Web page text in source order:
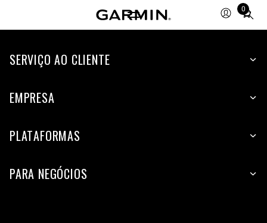
0
Total
items
cart:
SERVIÇO AO CLIENTE
EMPRESA
PLATAFORMAS
PARA NEGÓCIOS